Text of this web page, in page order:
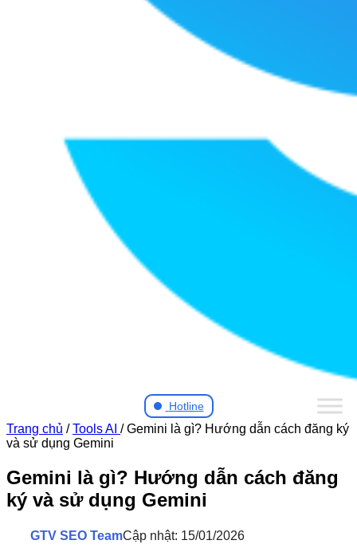
Hotline
Trang chủ / Tools AI / Gemini là gì? Hướng dẫn cách đăng ký
và sử dụng Gemini
Gemini là gì? Hướng dẫn cách đăng
ký và sử dụng Gemini
GTV SEO TeamCập nhật: 15/01/2026